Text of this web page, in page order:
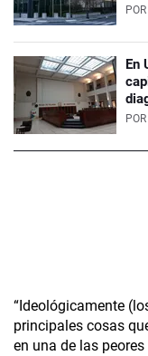
POR
En
POR
“Ideológicamente
principales cosas
en una de las